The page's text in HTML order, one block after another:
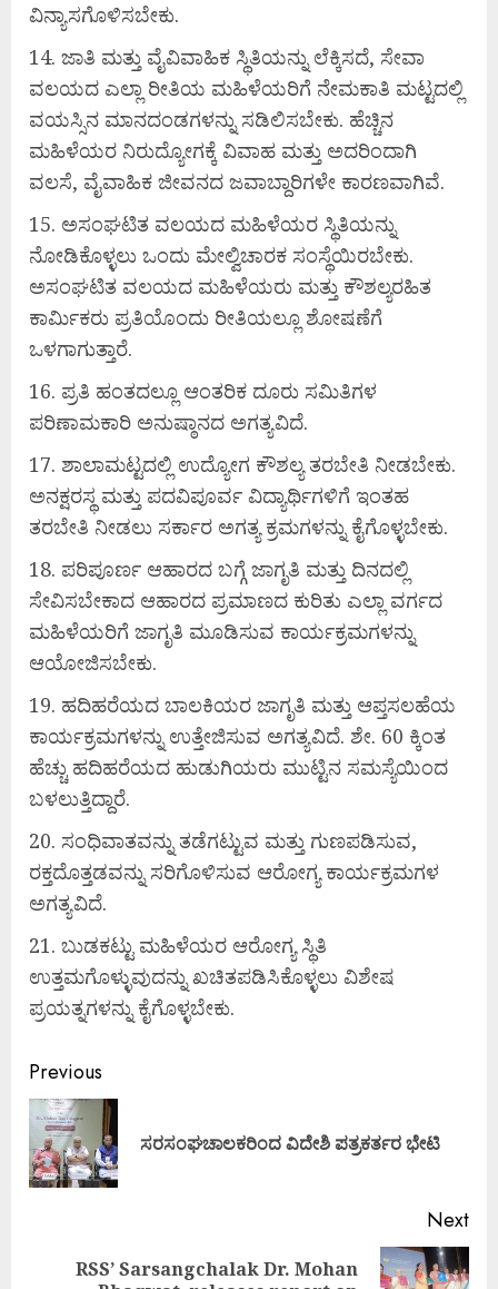
ವಿನ್ಯಾಸಗೊಳಿಸಬೇಕು.
ಜಾತಿ ಮತ್ತು ವೈವಿವಾಹಿಕ ಸ್ಥಿತಿಯನ್ನು ಲೆಕ್ಕಿಸದೆ, ಸೇವಾ
ವಲಯದ ಎಲ್ಲಾ ರೀತಿಯ ಮಹಿಳೆಯರಿಗೆ ನೇಮಕಾತಿ ಮಟ್ಟದಲ್ಲಿ
ವಯಸ್ಸಿನ ಮಾನದಂಡಗಳನ್ನು ಸಡಿಲಿಸಬೇಕು. ಹೆಚ್ಚಿನ
ಮಹಿಳೆಯರ ನಿರುದ್ಯೋಗಕ್ಕೆ ವಿವಾಹ ಮತ್ತು ಅದರಿಂದಾಗಿ
ವಲಸೆ, ವೈವಾಹಿಕ ಜೀವನದ ಜವಾಬ್ದಾರಿಗಳೇ ಕಾರಣವಾಗಿವೆ.
ಅಸಂಘಟಿತ ವಲಯದ ಮಹಿಳೆಯರ ಸ್ಥಿತಿಯನ್ನು
ನೋಡಿಕೊಳ್ಳಲು ಒಂದು ಮೇಲ್ವಿಚಾರಕ ಸಂಸ್ಥೆಯಿರಬೇಕು.
ಅಸಂಘಟಿತ ವಲಯದ ಮಹಿಳೆಯರು ಮತ್ತು ಕೌಶಲ್ಯರಹಿತ
ಕಾರ್ಮಿಕರು ಪ್ರತಿಯೊಂದು ರೀತಿಯಲ್ಲೂ ಶೋಷಣೆಗೆ
ಒಳಗಾಗುತ್ತಾರೆ.
ಪ್ರತಿ ಹಂತದಲ್ಲೂ ಆಂತರಿಕ ದೂರು ಸಮಿತಿಗಳ
ಪರಿಣಾಮಕಾರಿ ಅನುಷ್ಠಾನದ ಅಗತ್ಯವಿದೆ.
ಶಾಲಾಮಟ್ಟದಲ್ಲಿ ಉದ್ಯೋಗ ಕೌಶಲ್ಯ ತರಬೇತಿ ನೀಡಬೇಕು.
ಅನಕ್ಷರಸ್ಥ ಮತ್ತು ಪದವಿಪೂರ್ವ ವಿದ್ಯಾರ್ಥಿಗಳಿಗೆ ಇಂತಹ
ತರಬೇತಿ ನೀಡಲು ಸರ್ಕಾರ ಅಗತ್ಯ ಕ್ರಮಗಳನ್ನು ಕೈಗೊಳ್ಳಬೇಕು.
ಪರಿಪೂರ್ಣ ಆಹಾರದ ಬಗ್ಗೆ ಜಾಗೃತಿ ಮತ್ತು ದಿನದಲ್ಲಿ
ಸೇವಿಸಬೇಕಾದ ಆಹಾರದ ಪ್ರಮಾಣದ ಕುರಿತು ಎಲ್ಲಾ ವರ್ಗದ
ಮಹಿಳೆಯರಿಗೆ ಜಾಗೃತಿ ಮೂಡಿಸುವ ಕಾರ್ಯಕ್ರಮಗಳನ್ನು
ಆಯೋಜಿಸಬೇಕು.
ಹದಿಹರೆಯದ ಬಾಲಕಿಯರ ಜಾಗೃತಿ ಮತ್ತು ಆಪ್ತಸಲಹೆಯ
ಕಾರ್ಯಕ್ರಮಗಳನ್ನು ಉತ್ತೇಜಿಸುವ ಅಗತ್ಯವಿದೆ. ಶೇ. 60 ಕ್ಕಿಂತ
ಹೆಚ್ಚು ಹದಿಹರೆಯದ ಹುಡುಗಿಯರು ಮುಟ್ಟಿನ ಸಮಸ್ಯೆಯಿಂದ
ಬಳಲುತ್ತಿದ್ದಾರೆ.
ಸಂಧಿವಾತವನ್ನು ತಡೆಗಟ್ಟುವ ಮತ್ತು ಗುಣಪಡಿಸುವ,
ರಕ್ತದೊತ್ತಡವನ್ನು ಸರಿಗೊಳಿಸುವ ಆರೋಗ್ಯ ಕಾರ್ಯಕ್ರಮಗಳ
ಅಗತ್ಯವಿದೆ.
ಬುಡಕಟ್ಟು ಮಹಿಳೆಯರ ಆರೋಗ್ಯ ಸ್ಥಿತಿ
ಉತ್ತಮಗೊಳ್ಳುವುದನ್ನು ಖಚಿತಪಡಿಸಿಕೊಳ್ಳಲು ವಿಶೇಷ
ಪ್ರಯತ್ನಗಳನ್ನು ಕೈಗೊಳ್ಳಬೇಕು.
Continue
Reading
Previous
ಸರಸಂಘಚಾಲಕರಿಂದ ವಿದೇಶಿ ಪತ್ರಕರ್ತರ ಭೇಟಿ
Next
RSS’ Sarsangchalak Dr. Mohan